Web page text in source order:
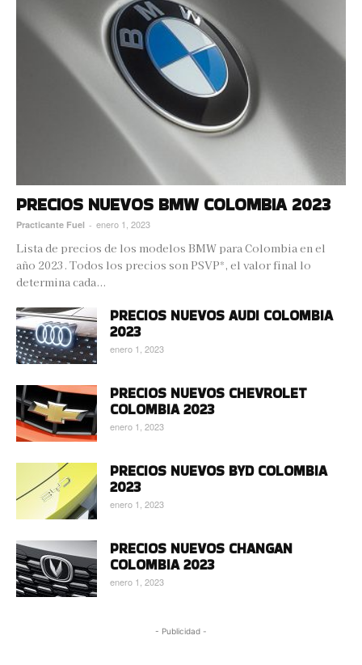
PRECIOS NUEVOS BMW COLOMBIA 2023
Practicante Fuel - enero 1, 2023
Lista de precios de los modelos BMW para Colombia en el
año 2023. Todos los precios son PSVP*, el valor final lo
determina cada...
PRECIOS NUEVOS AUDI COLOMBIA
2023
enero 1, 2023
PRECIOS NUEVOS CHEVROLET
COLOMBIA 2023
enero 1, 2023
PRECIOS NUEVOS BYD COLOMBIA
2023
enero 1, 2023
PRECIOS NUEVOS CHANGAN
COLOMBIA 2023
enero 1, 2023
- Publicidad -